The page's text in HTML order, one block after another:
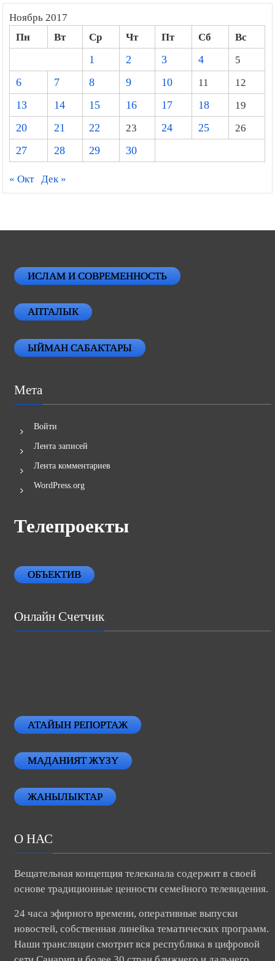
Ноябрь 2017
Пн Вт Ср Чт Пт Сб
Вс
1
2 3 4
5
6
7 8 9 10 11
12
13
14 15 16 17 18
19
20
21 22 23 24 25
26
27
28 29 30
« Окт Дек »
ИСЛАМ И СОВРЕМЕННОСТЬ
АПТАЛЫК
ЫЙМАН САБАКТАРЫ
Мета
Войти
Лента записей
Лента комментариев
WordPress.org
Телепроекты
ОБЪЕКТИВ
Онлайн Счетчик
АТАЙЫН РЕПОРТАЖ
МАДАНИЯТ ЖҮЗҮ
ЖАНЫЛЫКТАР
О НАС
Вещательная концепция телеканала содержит в своей
основе традиционные ценности семейного телевидения.
24 часа эфирного времени, оперативные выпуски
новостей, собственная линейка тематических программ.
Наши трансляции смотрит вся республика в цифровой